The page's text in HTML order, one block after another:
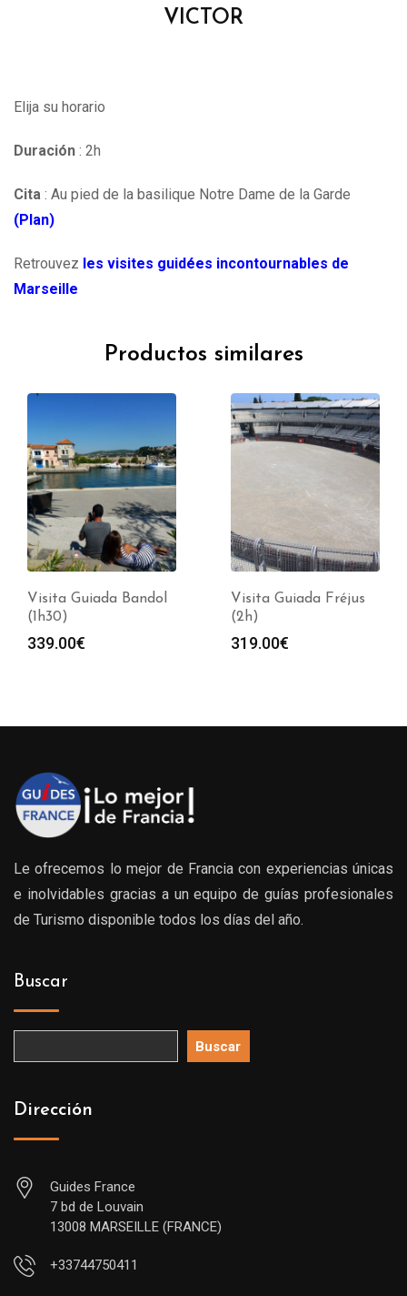
VICTOR
Elija su horario
Duración : 2h
Cita : Au pied de la basilique Notre Dame de la Garde
(Plan)
Retrouvez les visites guidées incontournables de
Marseille
Productos similares
Visita Guiada Bandol
(1h30)
339.00€
Visita Guiada Fréjus
(2h)
319.00€
Le ofrecemos lo mejor de Francia con experiencias únicas
e inolvidables gracias a un equipo de guías profesionales
de Turismo disponible todos los días del año.
Buscar
Buscar
Dirección
Guides France
7 bd de Louvain
13008 MARSEILLE (FRANCE)
+33744750411